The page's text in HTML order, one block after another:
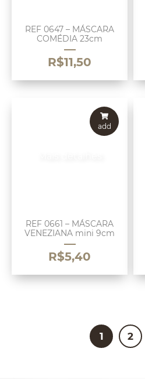
REF 0647 – MÁSCARA
COMÉDIA 23cm
R$11,50
REF 0661 – MÁSCARA
VENEZIANA mini 9cm
R$5,40
add
1 2